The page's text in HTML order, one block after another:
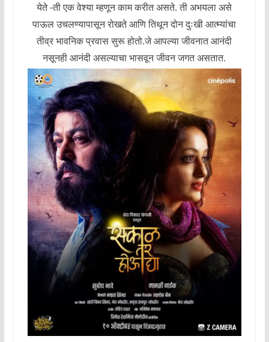
येते -ती एक वेश्या म्हणून काम करीत असते. ती अभयला असे
पाऊल उचलण्यापासून रोखते आणि तिथून दोन दुःखी आत्म्यांचा
तीव्र भावनिक प्रवास सुरू होतो.जे आपल्या जीवनात आनंदी
नसूनही आनंदी असल्याचा भासवून जीवन जगत असतात.